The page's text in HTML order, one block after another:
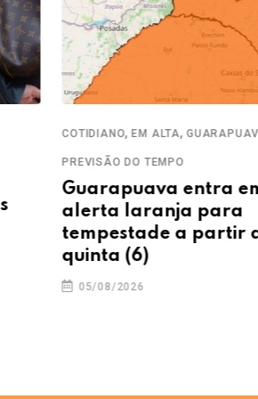
COTIDIANO ,EM ALTA,GUARAPUAVA
PREVISÃO DO TEMPO
Guarapuava entra em
alerta laranja para
tempestade a partir
quinta (6)
05/08/2026